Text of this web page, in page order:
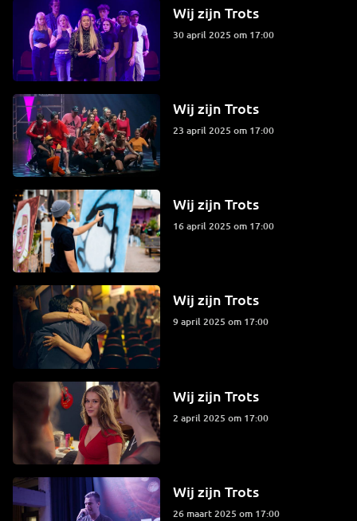
Wij zijn Trots
30 april 2025 om 17:00
Wij zijn Trots
23 april 2025 om 17:00
Wij zijn Trots
16 april 2025 om 17:00
Wij zijn Trots
9 april 2025 om 17:00
Wij zijn Trots
2 april 2025 om 17:00
Wij zijn Trots
26 maart 2025 om 17:00